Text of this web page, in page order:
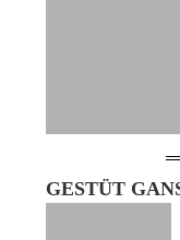
GESTÜT